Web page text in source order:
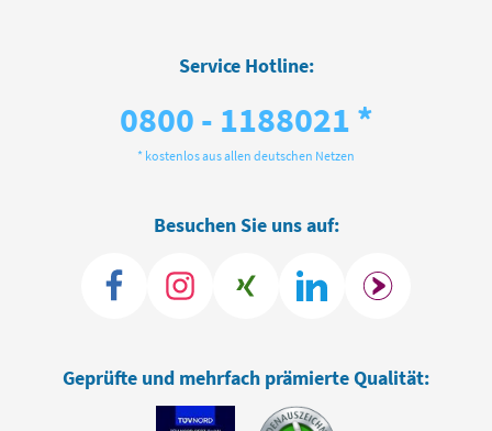
Service Hotline:
0800 - 1188021 *
* kostenlos aus allen deutschen Netzen
Besuchen Sie uns auf:
Geprüfte und mehrfach prämierte Qualität: